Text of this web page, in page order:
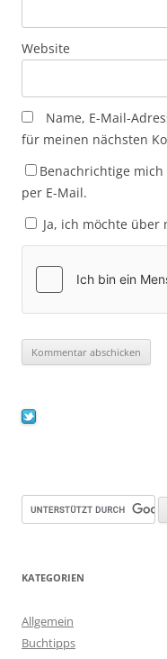
Website
Name, E-Mail-
für meinen nächsten
Benachrichtige
per E-Mail.
Ja, ich möchte
KATEGORIEN
Allgemein
Buchtipps